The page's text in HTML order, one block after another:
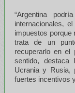
“Argentina
internacionales,
impuestos porque
trata de un
recuperarlo en el
sentido, destaca
Ucrania y Rusia,
fuertes incentivos